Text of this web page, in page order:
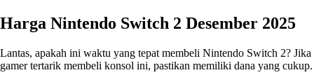
Harga Nintendo Switch 2 Desember 2025
Lantas, apakah ini waktu yang tepat membeli Nintendo Switch 2? Jika
gamer tertarik membeli konsol ini, pastikan memiliki dana yang cukup.